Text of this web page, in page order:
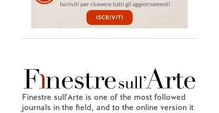
Finestre sull'Arte is one of the most followed
journals in the field, and to the online version it